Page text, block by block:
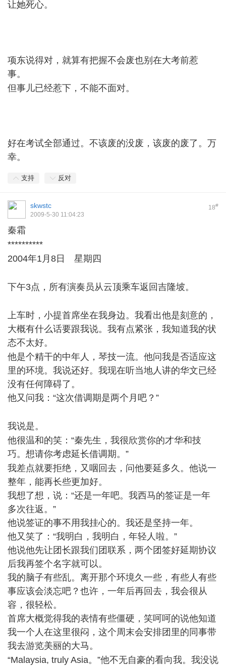
让她死心。
项东说得对，就算有把握不会废也别在大考前惹
事。
但事儿已经惹下，不能不面对。
好在考试全部通过。不该废的没废，该废的废了。万
幸。
支持 反对
18#
skwstc
2009-5-30 11:04:23
秦霜
**********
2004年1月8日 星期四
下午3点，所有演奏员从云顶乘车返回吉隆坡。
上车时，小提首席坐在我身边。我看出他是刻意的，
大概有什么话要跟我说。我有点紧张，我知道我的状
态不太好。
他是个精干的中年人，琴技一流。他问我是否适应这
里的环境。我说还好。我现在听当地人讲的华文已经
没有任何障碍了。
他又问我：“这次借调期是两个月吧？”
我说是。
他很温和的笑：“秦先生，我很欣赏你的才华和技
巧。想请你考虑延长借调期。”
我差点就要拒绝，又咽回去，问他要延多久。他说一
整年，能再长些更加好。
我想了想，说：“还是一年吧。我西马的签证是一年
多次往返。”
他说签证的事不用我挂心的。我还是坚持一年。
他又笑了：“我明白，我明白，年轻人啦。”
他说他先让团长跟我们团联系，两个团签好延期协议
后我再签个名字就可以。
我的脑子有些乱。离开那个环境久一些，有些人有些
事应该会淡忘吧？也许，一年后再回去，我会很从
容，很轻松。
首席大概觉得我的表情有些僵硬，笑呵呵的说他知道
我一个人在这里很闷，这个周末会安排团里的同事带
我去游览美丽的大马。
“Malaysia, truly Asia。”他不无自豪的看向我。我没说